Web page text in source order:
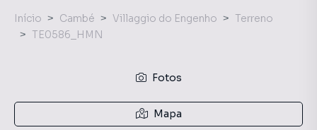
Início Cambé Villaggio do Engenho
Terreno
TE0586_HMN
Fotos
Mapa